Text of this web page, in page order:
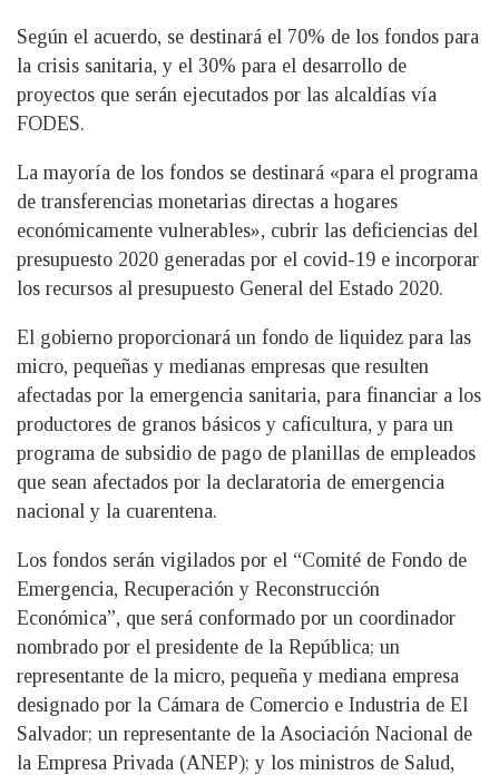
Según el acuerdo, se destinará el 70% de los fondos para
la crisis sanitaria, y el 30% para el desarrollo de
proyectos que serán ejecutados por las alcaldías vía
FODES.
La mayoría de los fondos se destinará «para el programa
de transferencias monetarias directas a hogares
económicamente vulnerables», cubrir las deficiencias del
presupuesto 2020 generadas por el covid-19 e incorporar
los recursos al presupuesto General del Estado 2020.
El gobierno proporcionará un fondo de liquidez para las
micro, pequeñas y medianas empresas que resulten
afectadas por la emergencia sanitaria, para financiar a los
productores de granos básicos y caficultura, y para un
programa de subsidio de pago de planillas de empleados
que sean afectados por la declaratoria de emergencia
nacional y la cuarentena.
Los fondos serán vigilados por el “Comité de Fondo de
Emergencia, Recuperación y Reconstrucción
Económica”, que será conformado por un coordinador
nombrado por el presidente de la República; un
representante de la micro, pequeña y mediana empresa
designado por la Cámara de Comercio e Industria de El
Salvador; un representante de la Asociación Nacional de
la Empresa Privada (ANEP); y los ministros de Salud,